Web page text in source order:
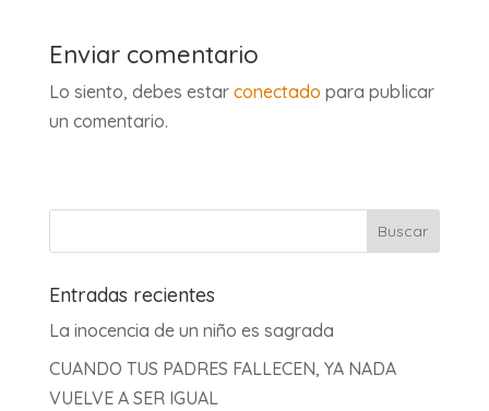
Enviar comentario
Lo siento, debes estar conectado para publicar
un comentario.
Entradas recientes
La inocencia de un niño es sagrada
CUANDO TUS PADRES FALLECEN, YA NADA
VUELVE A SER IGUAL